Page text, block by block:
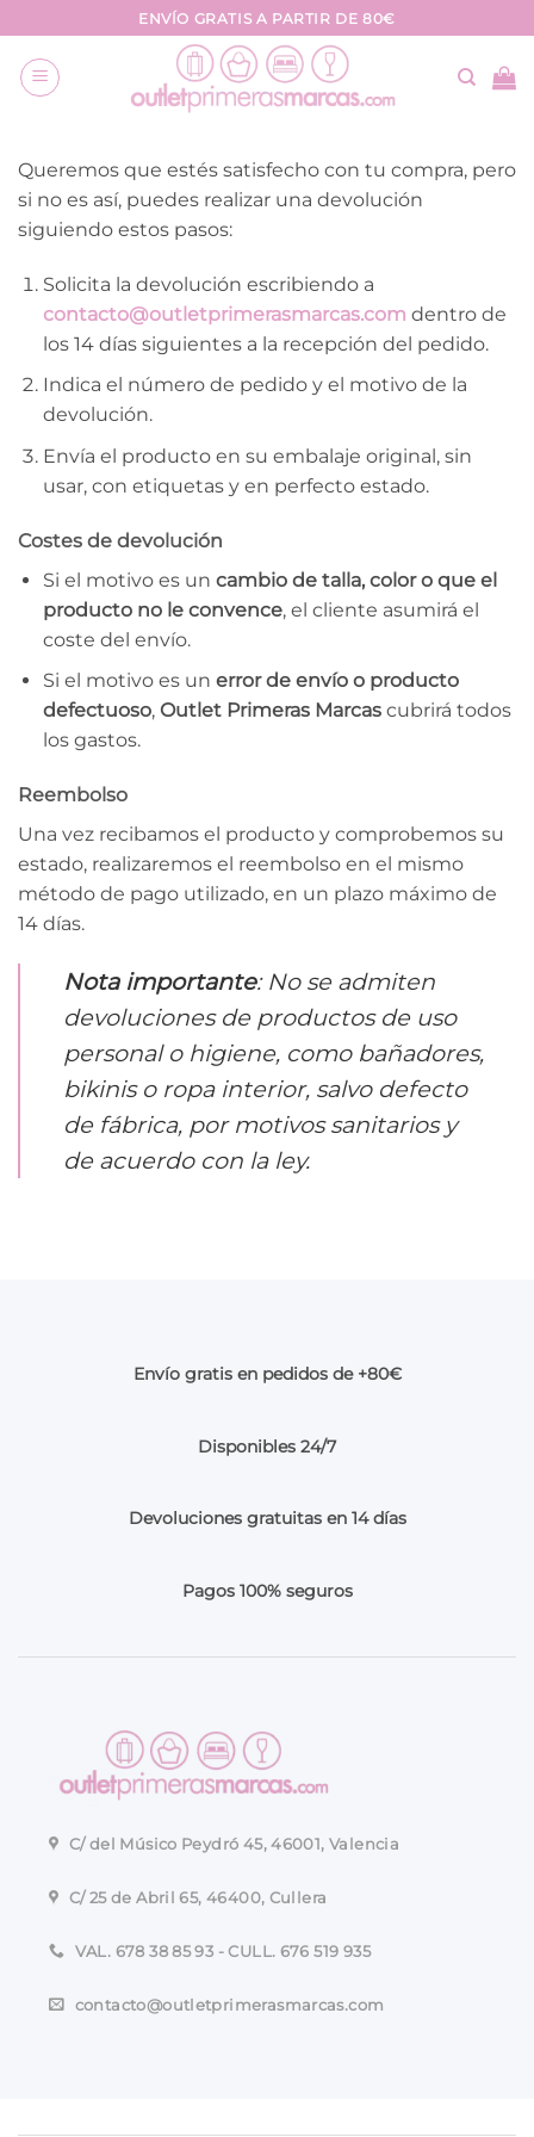
al
contenido
ENVÍO GRATIS A PARTIR DE 80€
Queremos que estés satisfecho con tu compra, pero
si no es así, puedes realizar una devolución
siguiendo estos pasos:
Solicita la devolución escribiendo a
contacto@outletprimerasmarcas.com dentro de
los 14 días siguientes a la recepción del pedido.
Indica el número de pedido y el motivo de la
devolución.
Envía el producto en su embalaje original, sin
usar, con etiquetas y en perfecto estado.
Costes de devolución
Si el motivo es un cambio de talla, color o que el
producto no le convence, el cliente asumirá el
coste del envío.
Si el motivo es un error de envío o producto
defectuoso, Outlet Primeras Marcascubrirá todos
los gastos.
Reembolso
Una vez recibamos el producto y comprobemos su
estado, realizaremos el reembolso en el mismo
método de pago utilizado, en un plazo máximo de
14 días.
Nota importante: No se admiten
devoluciones de productos de uso
personal o higiene, como bañadores,
bikinis o ropa interior, salvo defecto
de fábrica, por motivos sanitarios y
de acuerdo con la ley.
Envío gratis en pedidos de +80€
Disponibles 24/7
Devoluciones gratuitas en 14 días
Pagos 100% seguros
C/ del Músico Peydró 45, 46001, Valencia
C/ 25 de Abril 65, 46400, Cullera
VAL. 678 38 85 93 - CULL. 676 519 935
contacto@outletprimerasmarcas.com